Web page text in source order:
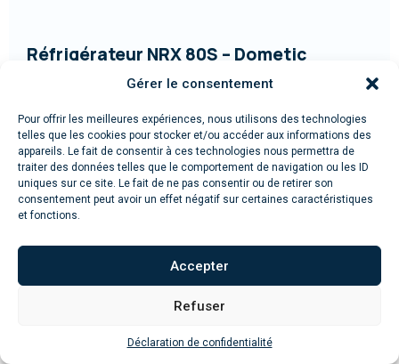
Gérer le consentement
Pour offrir les meilleures expériences, nous utilisons des technologies
telles que les cookies pour stocker et/ou accéder aux informations des
appareils. Le fait de consentir à ces technologies nous permettra de
traiter des données telles que le comportement de navigation ou les ID
uniques sur ce site. Le fait de ne pas consentir ou de retirer son
consentement peut avoir un effet négatif sur certaines caractéristiques
et fonctions.
Accepter
Refuser
Déclaration de confidentialité
Réfrigérateur NRX 80S – Dometic